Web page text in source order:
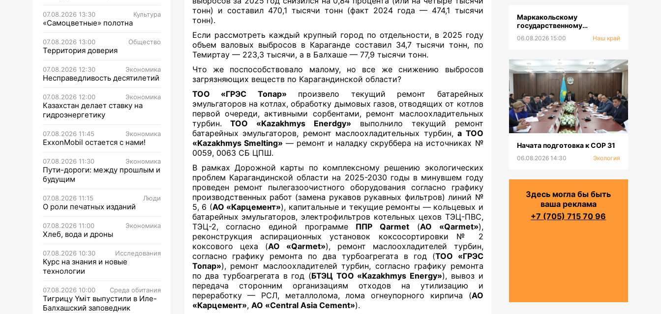
07.08.2026 13:30 Культура
«Самоцветные» полотна
07.08.2026 13:00 Общество
Территория доверия
07.08.2026 12:30 Экономика
Несправедливость десятилетий
07.08.2026 12:00 Экономика
Казахстан делает ставку на
гидроэнергетику
07.08.2026 11:45 Экономика
ExxonMobil остается с нами!
07.08.2026 11:30 Экономика
Пути-дороги: между прошлым и
будущим
07.08.2026 11:15 Люди
О роли печатных изданий
07.08.2026 11:00 Экономика
Хлеб, вода и дроны
07.08.2026 10:30 Исследования
Курс на знания и новые
технологии
07.08.2026 10:00 Среда обитания
Тигрицу Үміт выпустили в Иле-
Балхашский заповедник
тонн) и составил 470,1 тысячи тонн (факт 2024 года — 474,1 тысячи
тонн).
Если рассмотреть каждый крупный город по отдельности, в 2025 году
объем валовых выбросов в Караганде составил 34,7 тысячи тонн, по
Темиртау — 223,3 тысячи, а в Балхаше — 77,9 тысячи тонн.
Что же поспособствовало малому, но все же снижению выбросов
загрязняющих веществ по Карагандинской области?
ТОО «ГРЭС Топар» произвело текущий ремонт батарейных
эмульгаторов на котлах, обработку дымовых газов, отводящих от котлов
первой очереди, активными сорбентами, ремонт маслоохладительных
турбин.ТОО «Kazakhmys Enerdgy» выполнило текущий ремонт
батарейных эмульгаторов, ремонт маслоохладительных турбин,а ТОО
«Kazakhmys Smelting» — ремонт и наладку скруббера на источниках №
0059, 0063 СБ ЦПШ.
В рамках Дорожной карты по комплексному решению экологических
проблем Карагандинской области на 2025-2030 годы в минувшем году
проведен ремонт пылегазоочистного оборудования согласно графику
производственных работ (замена рукавов рукавных фильтров) линий №
5, 6 (АО «Карцемент»), капитальные и текущие ремонты — кольцевых и
батарейных эмульгаторов, электрофильтров котельных цехов ТЭЦ-ПBC,
ТЭЦ-2, согласно единой программе ППР Qarmet (АО «Qarmet»),
реконструкция аспирационных установок коксосортировки № 2
коксового цеха (АО «Qarmet»), ремонт маслоохладителей турбин,
согласно графику ремонта по два турбоагрегата в год (ТОО «ГРЭС
Топар»), ремонт маслоохладителей турбин, согласно графику ремонта
по два турбоагрегата в год (БТЭЦ ТОО «Kazakhmys Energy»), вывоз и
передача сторонним организациям отходов на утилизацию и
переработку — РСЛ, металлолома, лома огнеупорного кирпича (АО
«Карцемент», АО «Central Asia Cement»).
Маркакольскому
государственному
лет
06.08.2026 15:00 Наш край
Начата подготовка к СОР 31
06.08.2026 14:30 Экология
Здесь могла бы быть
ваша реклама
+7 (705) 715 70 96